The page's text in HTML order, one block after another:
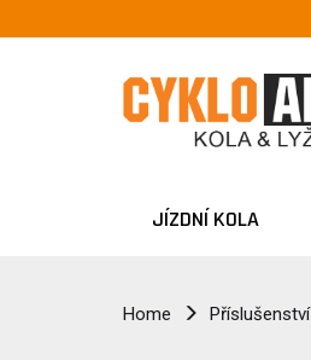
JÍZDNÍ KOLA
Home Příslušenství